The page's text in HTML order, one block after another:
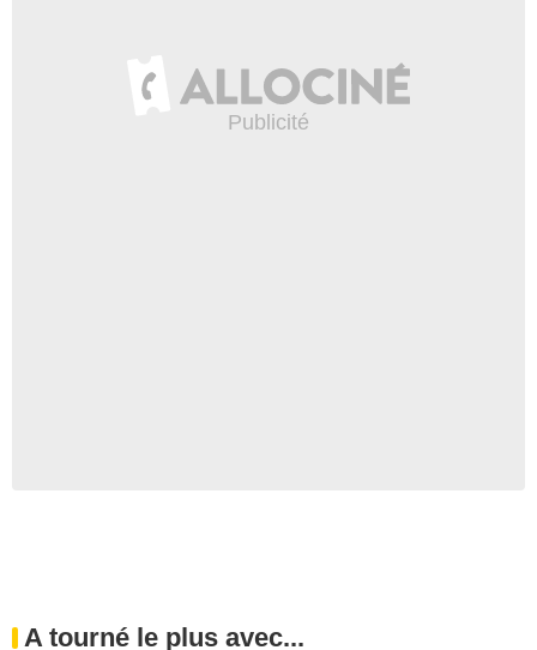
A tourné le plus avec...